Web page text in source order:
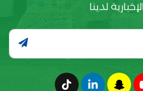
لدينا